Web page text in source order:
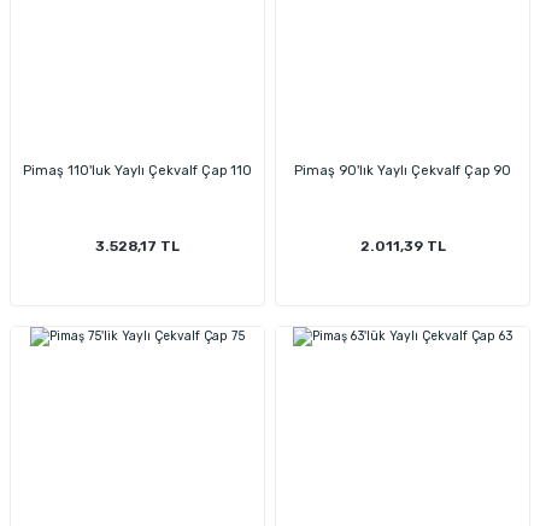
Pimaş 110'luk Yaylı Çekvalf Çap 110
3.528,17 TL
Pimaş 90'lık Yaylı Çekvalf Çap 90
2.011,39 TL